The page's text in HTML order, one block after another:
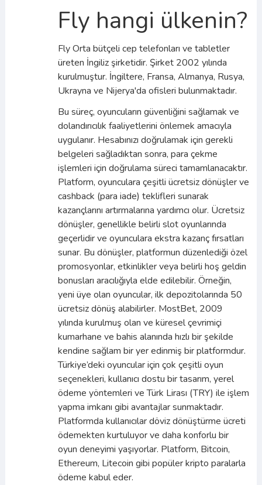
Fly hangi ülkenin?
Fly Orta bütçeli cep telefonları ve tabletler
üreten İngiliz şirketidir. Şirket 2002 yılında
kurulmuştur. İngiltere, Fransa, Almanya, Rusya,
Ukrayna ve Nijerya'da ofisleri bulunmaktadır.
Bu süreç, oyuncuların güvenliğini sağlamak ve
dolandırıcılık faaliyetlerini önlemek amacıyla
uygulanır. Hesabınızı doğrulamak için gerekli
belgeleri sağladıktan sonra, para çekme
işlemleri için doğrulama süreci tamamlanacaktır.
Platform, oyunculara çeşitli ücretsiz dönüşler ve
cashback (para iade) teklifleri sunarak
kazançlarını artırmalarına yardımcı olur. Ücretsiz
dönüşler, genellikle belirli slot oyunlarında
geçerlidir ve oyunculara ekstra kazanç fırsatları
sunar. Bu dönüşler, platformun düzenlediği özel
promosyonlar, etkinlikler veya belirli hoş geldin
bonusları aracılığıyla elde edilebilir. Örneğin,
yeni üye olan oyuncular, ilk depozitolarında 50
ücretsiz dönüş alabilirler. MostBet, 2009
yılında kurulmuş olan ve küresel çevrimiçi
kumarhane ve bahis alanında hızlı bir şekilde
kendine sağlam bir yer edinmiş bir platformdur.
Türkiye’deki oyuncular için çok çeşitli oyun
seçenekleri, kullanıcı dostu bir tasarım, yerel
ödeme yöntemleri ve Türk Lirası (TRY) ile işlem
yapma imkanı gibi avantajlar sunmaktadır.
Platformda kullanıcılar döviz dönüştürme ücreti
ödemekten kurtuluyor ve daha konforlu bir
oyun deneyimi yaşıyorlar. Platform, Bitcoin,
Ethereum, Litecoin gibi popüler kripto paralarla
ödeme kabul eder.